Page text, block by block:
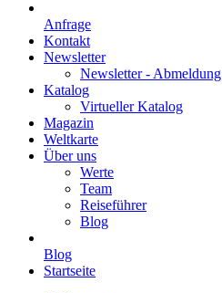
Anfrage
Kontakt
Newsletter
Newsletter - Abmeldung
Katalog
Virtueller Katalog
Magazin
Weltkarte
Über uns
Werte
Team
Reiseführer
Blog
Blog
Startseite